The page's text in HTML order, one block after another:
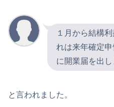
１月から結構
れは来年確定
に開業届を出し
と言われました。